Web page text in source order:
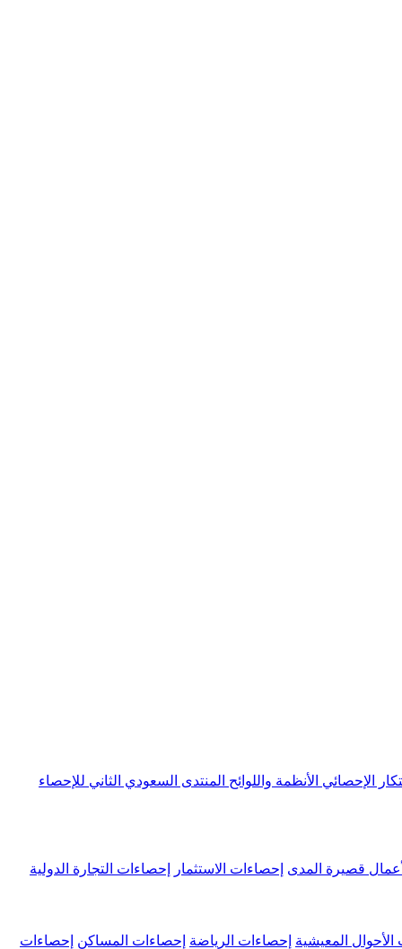
الإحصائي الأنظمة واللوائح المنتدى السعودي الثاني للإحصاء
قصيرة المدى إحصاءات الاستثمار إحصاءات التجارة الدولية
الأحوال المعيشية إحصاءات الرياضة إحصاءات المساكن إحصاءات